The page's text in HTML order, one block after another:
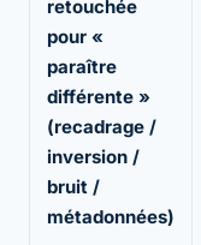
retouchée
pour «
paraître
différente »
(recadrage /
inversion /
bruit /
métadonnées)